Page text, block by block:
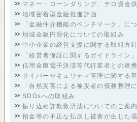
マネー・ローンダリング、テロ資金
地域密着型金融推進計画
「金融仲介機能のベンチマーク」に
地域金融円滑化についての取組み
中小企業の経営支援に関する取組方針
「経営者保証に関するガイドライン
信用金庫電子決済等代行業者との連
サイバーセキュリティ管理に関する
「自然災害による被災者の債務整理
SDGsへの取組み
振り込め詐欺救済法についてのご案内
預金等の不正な払戻し被害が生じた